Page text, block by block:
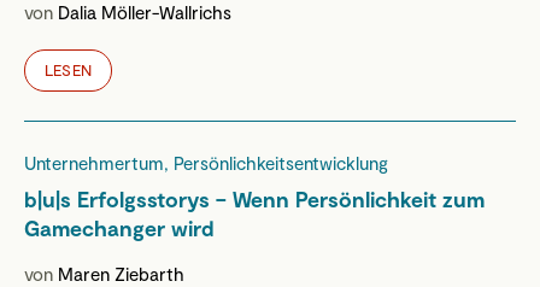
von Dalia Möller-Wallrichs
LESEN
Unternehmertum, Persönlichkeitsentwicklung
b|u|s Erfolgsstorys – Wenn Persönlichkeit zum
Gamechanger wird
von Maren Ziebarth